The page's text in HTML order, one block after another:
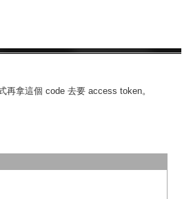
再拿這個 code 去要 access token。